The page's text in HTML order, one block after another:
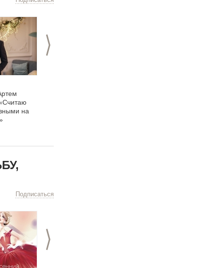
>
на
Подписаться
>